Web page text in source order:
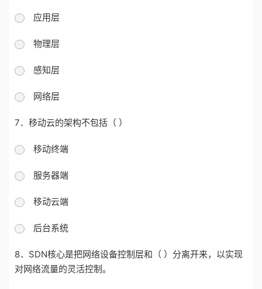
应用层
物理层
感知层
网络层
7．移动云的架构不包括（ ）
移动终端
服务器端
移动云端
后台系统
8．SDN核心是把网络设备控制层和（ ）分离开来，以实现
对网络流量的灵活控制。